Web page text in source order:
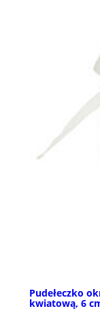
Pudełeczko
kwiatową, 6